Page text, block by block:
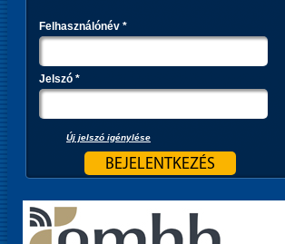
Felhasználónév *
Jelszó *
Új jelszó igénylése